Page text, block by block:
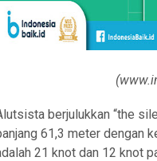
berjulukkan “the
61,3 meter dengan
21 knot dan 12 knot